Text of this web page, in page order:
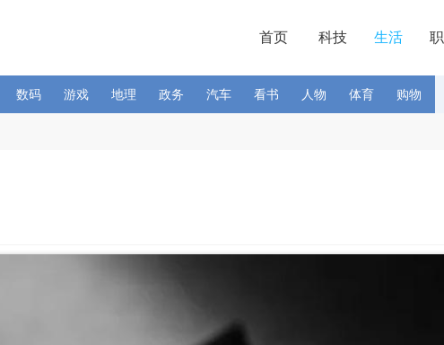
首页 科技 生活
数码 游戏 地理 政务 汽车 看书 人物 体育 购物